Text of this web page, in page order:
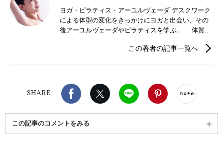
ヨガ・ピラティス・アーユルヴェーダ デスクワーク
による体型の変化をきっかけにヨガと出会い、その
後アーユルヴェーダやピラティスを学ぶ。 ⠀ 体質・
自分らしく美しく健やかに生きるための「ライフデ
かなった整え方”として、多くの方から支持されてい
る。
この著者の記事一覧へ
SHARE:
Facebook X（旧twitter）
LINE Pinterest
この記事のコメントをみる